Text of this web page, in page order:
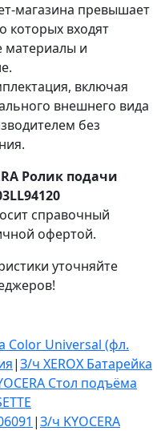
магазина превышает
которых входят
материалы и
включая
внешнего вида
без
Ролик подачи
справочный
офертой.
уточняйте
Color Universal (фл.
|З/ч XEROX Батарейка
Стол подъёма
|З/ч KYOCERA